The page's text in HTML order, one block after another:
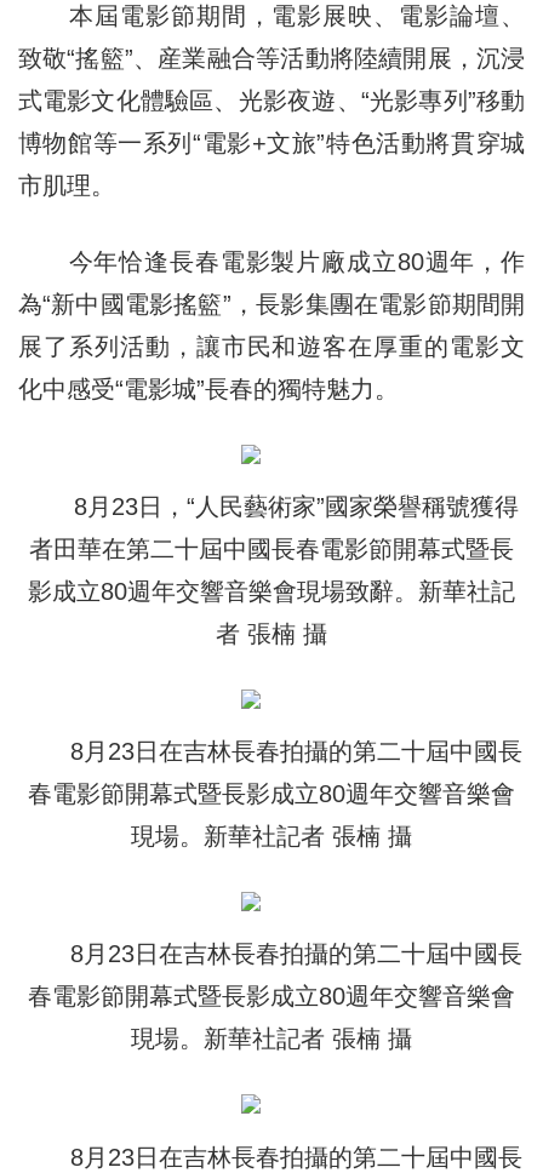
本屆電影節期間，電影展映、電影論壇、
致敬“搖籃”、産業融合等活動將陸續開展，沉浸
式電影文化體驗區、光影夜遊、“光影專列”移動
博物館等一系列“電影+文旅”特色活動將貫穿城
市肌理。
今年恰逢長春電影製片廠成立80週年，作
為“新中國電影搖籃”，長影集團在電影節期間開
展了系列活動，讓市民和遊客在厚重的電影文
化中感受“電影城”長春的獨特魅力。
8月23日，“人民藝術家”國家榮譽稱號獲得
者田華在第二十屆中國長春電影節開幕式暨長
影成立80週年交響音樂會現場致辭。新華社記
者 張楠 攝
8月23日在吉林長春拍攝的第二十屆中國長
春電影節開幕式暨長影成立80週年交響音樂會
現場。新華社記者 張楠 攝
8月23日在吉林長春拍攝的第二十屆中國長
春電影節開幕式暨長影成立80週年交響音樂會
現場。新華社記者 張楠 攝
8月23日在吉林長春拍攝的第二十屆中國長